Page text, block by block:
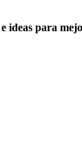
ideas para